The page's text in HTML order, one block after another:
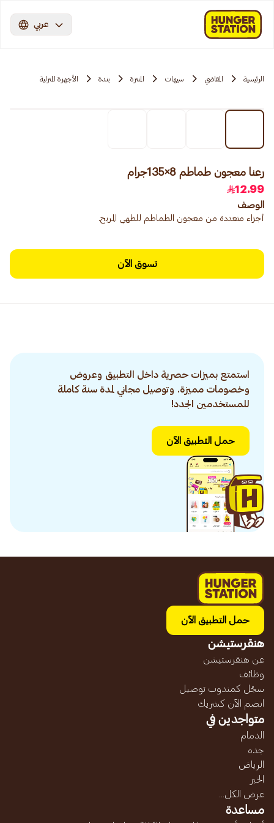
عربي
الرئيسية المقاضي سيهات المنتزة بندة الأجهزة المنزلية
رعنا معجون طماطم 8×135جرام
12.99
الوصف
أجزاء متعددة من معجون الطماطم للطهي المريح.
تسوق الآن
استمتع بميزات حصرية داخل التطبيق وعروض
وخصومات مميزة. وتوصيل مجاني لمدة سنة كاملة
للمستخدمين الجدد!
حمل التطبيق الآن
حمل التطبيق الآن
هنقرستيشن
عن هنقرستيشن
وظائف
سجّل كمندوب توصيل
انضم الآن كشريك
متواجدين في
الدمام
جده
الرياض
الخبر
عرض الكل...
مساعدة